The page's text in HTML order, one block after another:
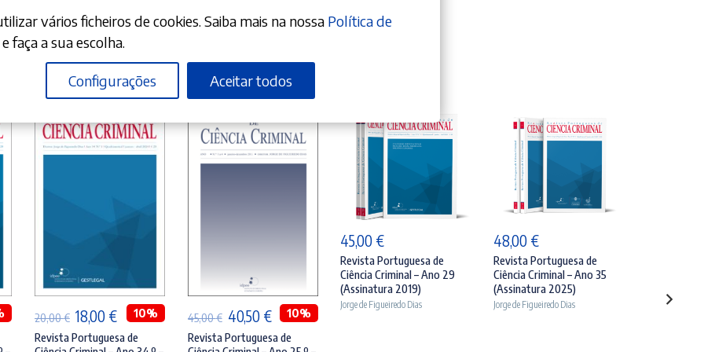
20,00€ O
preço
18,00 €O
preço
10%
Revista Portuguesa de
45,00€ O
preço
40,50 €O
preço
10%
Revista Portuguesa de
ADICIONAR
45,00 €
Revista Portuguesa de
Ciência Criminal – Ano 29
(Assinatura 2019)
Jorge de Figueiredo Dias
ADICIONAR
48,00 €
Revista Portuguesa de
Ciência Criminal – Ano 35
(Assinatura 2025)
Jorge de Figueiredo Dias
vários ficheiros de cookies. Saiba mais na nossa Política de
e faça a sua escolha.
Configurações Aceitar todos